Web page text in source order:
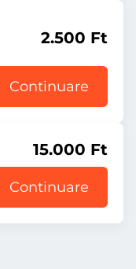
2.500 Ft
Continuare
15.000 Ft
Continuare